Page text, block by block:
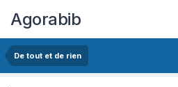
Agorabib
De tout et de rien